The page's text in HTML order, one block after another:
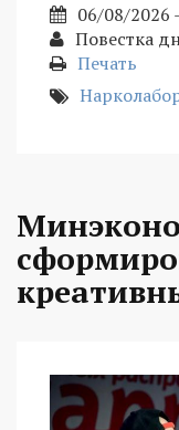
06/08/2026
Повестка
Печать